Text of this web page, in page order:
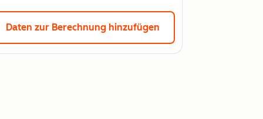
Daten zur Berechnung hinzufügen